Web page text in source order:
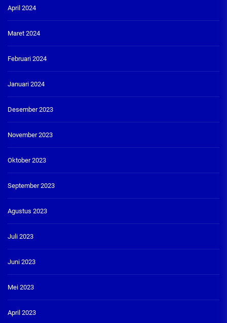
April 2024
Maret 2024
Februari 2024
Januari 2024
Desember 2023
November 2023
Oktober 2023
September 2023
Agustus 2023
Juli 2023
Juni 2023
Mei 2023
April 2023